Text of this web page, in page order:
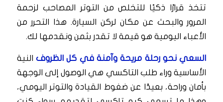
تتخذ قرارًا ذكيًا للتخلص من التوتر المصاحب لزحمة
المرور والبحث عن مكان لركن السيارة. هذا التحرر من
الأعباء اليومية هو قيمة لا تقدر بثمن ونقدمها لك.
السعي نحو رحلة مريحة وآمنة في كل الظروف النية
الأساسية وراء طلب التاكسي هي الوصول إلى الوجهة
بأمان وراحة، بعيدًا عن ضغوط القيادة والتوتر اليومي،